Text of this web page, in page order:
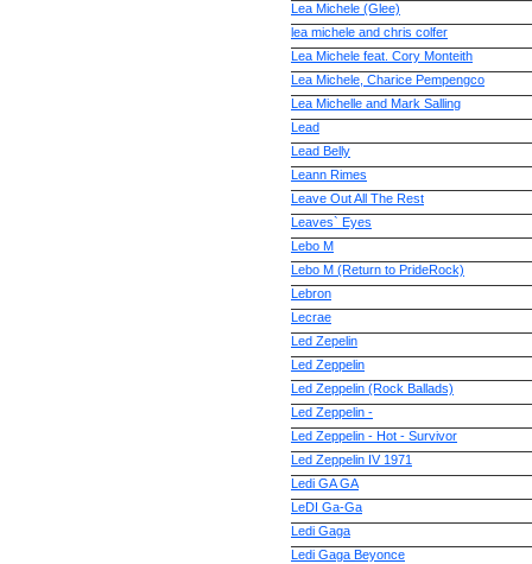
Lea Michele (Glee)
lea michele and chris colfer
Lea Michele feat. Cory Monteith
Lea Michele, Charice Pempengco
Lea Michelle and Mark Salling
Lead
Lead Belly
Leann Rimes
Leave Out All The Rest
Leaves` Eyes
Lebo M
Lebo M (Return to PrideRock)
Lebron
Lecrae
Led Zepelin
Led Zeppelin
Led Zeppelin (Rock Ballads)
Led Zeppelin -
Led Zeppelin - Hot - Survivor
Led Zeppelin IV 1971
Ledi GA GA
LeDI Ga-Ga
Ledi Gaga
Ledi Gaga Beyonce